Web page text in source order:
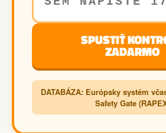
SPUSTIŤ
ZADARMO
DATABÁZA: Európsky systém
Safety Gate